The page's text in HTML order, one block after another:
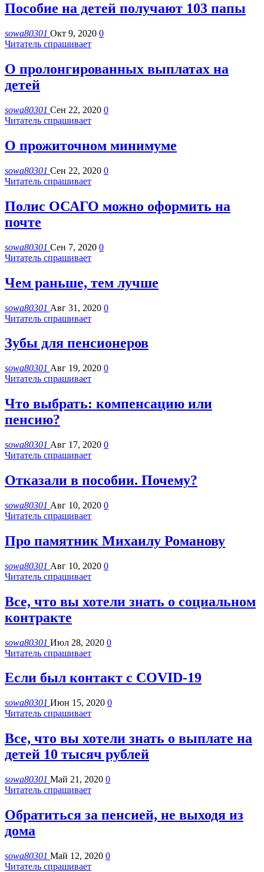
Пособие на детей получают 103 папы
sowa80301 Окт 9, 2020 0
Читатель спрашивает
О пролонгированных выплатах на
детей
sowa80301 Сен 22, 2020 0
Читатель спрашивает
О прожиточном минимуме
sowa80301 Сен 22, 2020 0
Читатель спрашивает
Полис ОСАГО можно оформить на
почте
sowa80301 Сен 7, 2020 0
Читатель спрашивает
Чем раньше, тем лучше
sowa80301 Авг 31, 2020 0
Читатель спрашивает
Зубы для пенсионеров
sowa80301 Авг 19, 2020 0
Читатель спрашивает
Что выбрать: компенсацию или
пенсию?
sowa80301 Авг 17, 2020 0
Читатель спрашивает
Отказали в пособии. Почему?
sowa80301 Авг 10, 2020 0
Читатель спрашивает
Про памятник Михаилу Романову
sowa80301 Авг 10, 2020 0
Читатель спрашивает
Все, что вы хотели знать о социальном
контракте
sowa80301 Июл 28, 2020 0
Читатель спрашивает
Если был контакт с COVID-19
sowa80301 Июн 15, 2020 0
Читатель спрашивает
Все, что вы хотели знать о выплате на
детей 10 тысяч рублей
sowa80301 Май 21, 2020 0
Читатель спрашивает
Обратиться за пенсией, не выходя из
дома
sowa80301 Май 12, 2020 0
Читатель спрашивает